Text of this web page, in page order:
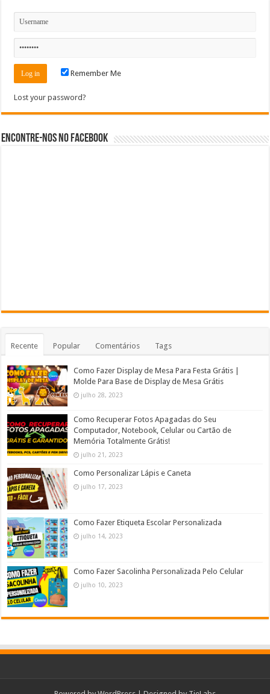
Remember Me
Lost your password?
Encontre-nos no Facebook
Recente Popular Comentários Tags
Como Fazer Display de Mesa Para Festa Grátis |
Molde Para Base de Display de Mesa Grátis
julho 28, 2023
Como Recuperar Fotos Apagadas do Seu
Computador, Notebook, Celular ou Cartão de
Memória Totalmente Grátis!
julho 21, 2023
Como Personalizar Lápis e Caneta
julho 17, 2023
Como Fazer Etiqueta Escolar Personalizada
julho 14, 2023
Como Fazer Sacolinha Personalizada Pelo Celular
julho 10, 2023